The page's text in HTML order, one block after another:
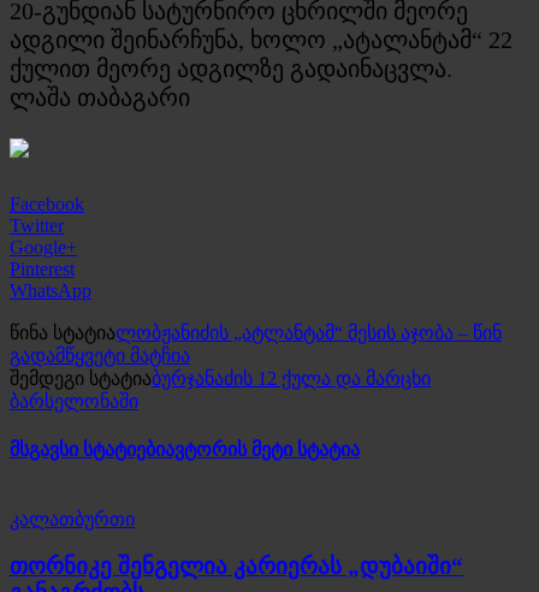
20-გუნდიან სატურნირო ცხრილში მეორე
ადგილი შეინარჩუნა, ხოლო „ატალანტამ“ 22
ქულით მეორე ადგილზე გადაინაცვლა.
ლაშა თაბაგარი
Facebook
Twitter
Google+
Pinterest
WhatsApp
წინა სტატიალობჟანიძის „ატლანტამ“ მესის აჯობა – წინ
გადამწყვეტი მატჩია
შემდეგი სტატიაბურჯანაძის 12 ქულა და მარცხი
ბარსელონაში
მსგავსი სტატიებიავტორის მეტი სტატია
კალათბურთი
თორნიკე შენგელია კარიერას „დუბაიში“